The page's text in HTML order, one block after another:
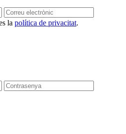
la política de privacitat.